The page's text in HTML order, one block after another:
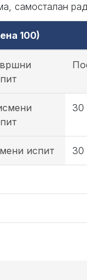
самосталан
100)
30
испит 30